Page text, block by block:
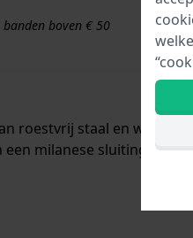
boven € 50
roestvrij staal en wordt
milanese sluiting. De